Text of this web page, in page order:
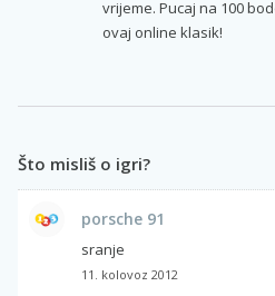
vrijeme. Pucaj na 100
ovaj online klasik!
Što misliš o igri?
porsche 91
sranje
11. kolovoz 2012